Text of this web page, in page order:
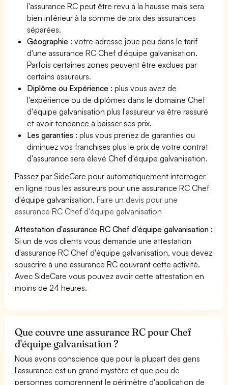
l'assurance RC peut être revu à la hausse mais sera
bien inférieur à la somme de prix des assurances
séparées.
Géographie :votre adresse joue peu dans le tarif
d'une assurance RC Chef d'équipe galvanisation.
Parfois certaines zones peuvent être exclues par
certains assureurs.
Diplôme ou Expérience :plus vous avez de
l'expérience ou de diplômes dans le domaine Chef
d'équipe galvanisation plus l'assureur va être rassuré
et avoir tendance à baisser ses prix.
Les garanties :plus vous prenez de garanties ou
diminuez vos franchises plus le prix de votre contrat
d'assurance sera élevé Chef d'équipe galvanisation.
Passez par SideCare pour automatiquement interroger
en ligne tous les assureurs pour une assurance RC Chef
d'équipe galvanisation.Faire un devis pour une
assurance RC Chef d'équipe galvanisation
Attestation d'assurance RC Chef d'équipe galvanisation :
Si un de vos clients vous demande une attestation
d'assurance RC Chef d'équipe galvanisation, vous devez
souscrire à une assurance RC couvrant cette activité.
Avec SideCare vous pouvez avoir cette attestation en
moins de 24 heures.
Que couvre une assurance RC pour Chef
d'équipe galvanisation ?
Nous avons conscience que pour la plupart des gens
l'assurance est un grand mystère et que peu de
personnes comprennent le périmètre d'application de